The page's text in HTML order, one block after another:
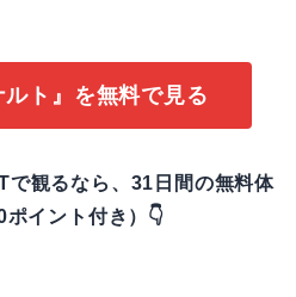
ト』を無料で見る
で観るなら、31日間の無料体
イント付き）👇